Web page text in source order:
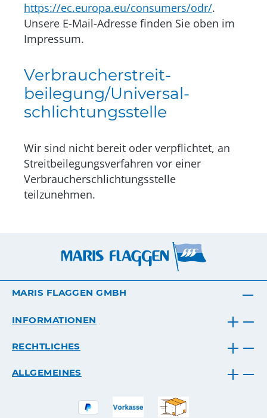
https://ec.europa.eu/consumers/odr/.
Unsere E-Mail-Adresse finden Sie oben im
Impressum.
Verbraucher­streit­
beilegung/Universal­
schlichtungs­stelle
Wir sind nicht bereit oder verpflichtet, an
Streitbeilegungsverfahren vor einer
Verbraucherschlichtungsstelle
teilzunehmen.
MARIS FLAGGEN GMBH
INFORMATIONEN
RECHTLICHES
ALLGEMEINES